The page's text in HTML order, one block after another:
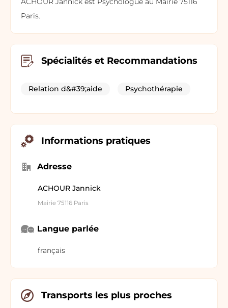
Paris.
Spécialités et Recommandations
Relation d&#39;aide Psychothérapie
Informations pratiques
Adresse
ACHOUR Jannick
Mairie 75116 Paris
Langue parlée
français
Transports les plus proches